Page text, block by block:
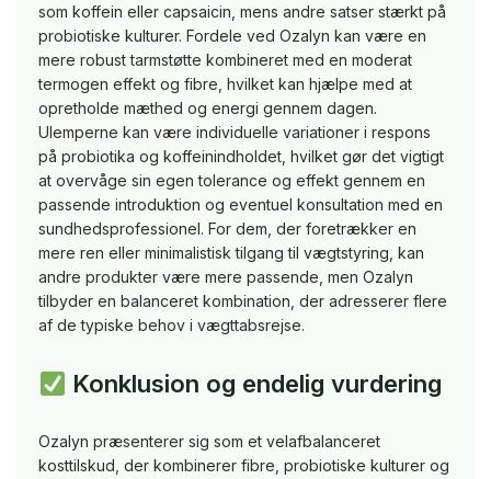
som koffein eller capsaicin, mens andre satser stærkt på
probiotiske kulturer. Fordele ved Ozalyn kan være en
mere robust tarmstøtte kombineret med en moderat
termogen effekt og fibre, hvilket kan hjælpe med at
opretholde mæthed og energi gennem dagen.
Ulemperne kan være individuelle variationer i respons
på probiotika og koffeinindholdet, hvilket gør det vigtigt
at overvåge sin egen tolerance og effekt gennem en
passende introduktion og eventuel konsultation med en
sundhedsprofessionel. For dem, der foretrækker en
mere ren eller minimalistisk tilgang til vægtstyring, kan
andre produkter være mere passende, men Ozalyn
tilbyder en balanceret kombination, der adresserer flere
af de typiske behov i vægttabsrejse.
Konklusion og endelig vurdering
Ozalyn præsenterer sig som et velafbalanceret
kosttilskud, der kombinerer fibre, probiotiske kulturer og